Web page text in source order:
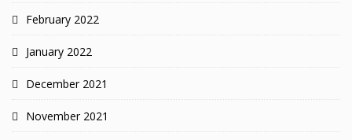
February 2022
January 2022
December 2021
November 2021